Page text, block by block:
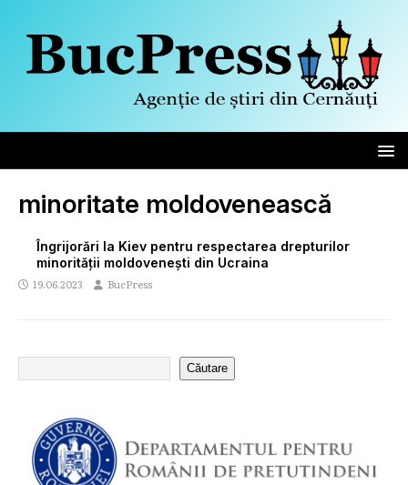
minoritate moldovenească
Îngrijorări la Kiev pentru respectarea drepturilor
minorității moldovenești din Ucraina
19.06.2023 BucPress
Căutare